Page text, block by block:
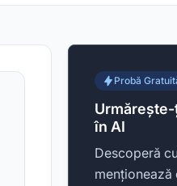
Probă
în AI
Descoperă